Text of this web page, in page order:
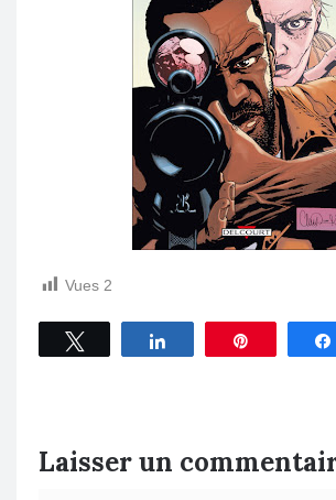
Vues 2
Tweetez Partagez
Laisser un